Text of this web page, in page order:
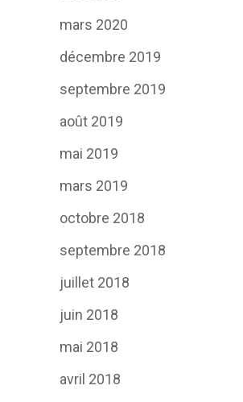
mars 2020
décembre 2019
septembre 2019
août 2019
mai 2019
mars 2019
octobre 2018
septembre 2018
juillet 2018
juin 2018
mai 2018
avril 2018